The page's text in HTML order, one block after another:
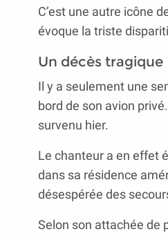
C’est une autre icône
évoque la triste
Un décès tragique
Il y a seulement une
bord de son avion
survenu hier.
Le chanteur a en effet
dans sa résidence
désespérée des
Selon son attachée de